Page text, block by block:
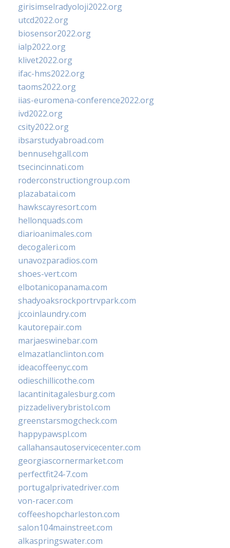
girisimselradyoloji2022.org
utcd2022.org
biosensor2022.org
ialp2022.org
klivet2022.org
ifac-hms2022.org
taoms2022.org
iias-euromena-conference2022.org
ivd2022.org
csity2022.org
ibsarstudyabroad.com
bennusehgall.com
tsecincinnati.com
roderconstructiongroup.com
plazabatai.com
hawkscayresort.com
hellonquads.com
diarioanimales.com
decogaleri.com
unavozparadios.com
shoes-vert.com
elbotanicopanama.com
shadyoaksrockportrvpark.com
jccoinlaundry.com
kautorepair.com
marjaeswinebar.com
elmazatlanclinton.com
ideacoffeenyc.com
odieschillicothe.com
lacantinitagalesburg.com
pizzadeliverybristol.com
greenstarsmogcheck.com
happypawspl.com
callahansautoservicecenter.com
georgiascornermarket.com
perfectfit24-7.com
portugalprivatedriver.com
von-racer.com
coffeeshopcharleston.com
salon104mainstreet.com
alkaspringswater.com